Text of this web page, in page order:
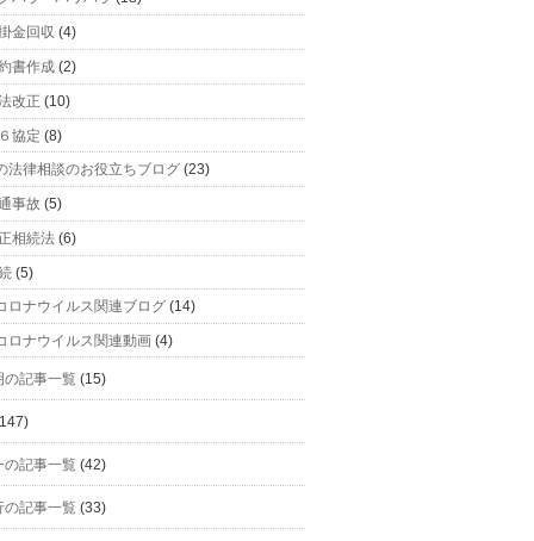
金回収 (4)
書作成 (2)
改正 (10)
協定 (8)
法律相談のお役立ちブログ (23)
事故 (5)
相続法 (6)
(5)
ロナウイルス関連ブログ (14)
ロナウイルス関連動画 (4)
の記事一覧 (15)
の記事一覧 (42)
の記事一覧 (33)